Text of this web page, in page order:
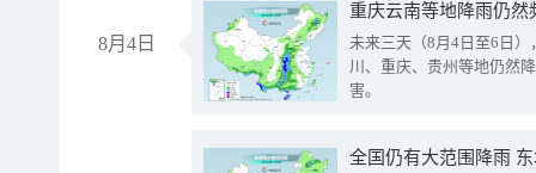
8月4日
重庆云南等地降雨仍然
未来三天（8月4日至6日
川、重庆、贵州等地仍然
害。
全国仍有大范围降雨